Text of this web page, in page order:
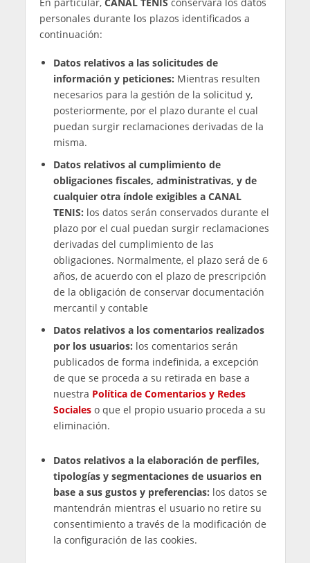
CANAL TENIS
tratará sus datos personales para
las finalidades indicadas a continuación:
interesados a través de los canales de
contacto habilitados. Este tratamiento se
legitima mediante el consentimiento otorgado
por el interesado mediante su remisión.
administrativas, y de cualquier otra índole
exigibles a CANAL TENIS
en el marco de la
relación con sus clientes y demás personas o
basa en la necesidad de cumplir con las
obligaciones legales aplicables a nuestra
compañía.
Publicar, gestionar y moderar los
comentariosrealizados por los usuarios en la
en el consentimiento otorgado por el
interesado al realizar los comentarios, así
como el interés legítimo de la entidad de
garantizar el cumplimiento de nuestra
de Comentarios y Redes Sociales
segmentaciones de los usuarios en base a
sus gustos y preferencias
consentimiento proporcionado mediante la
Permitir el efectivo funcionamiento de la